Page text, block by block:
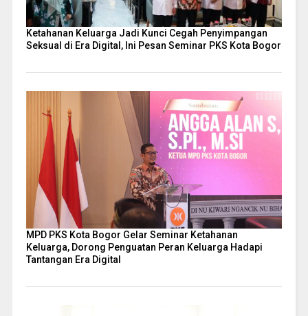
Ketahanan Keluarga Jadi Kunci Cegah Penyimpangan
Seksual di Era Digital, Ini Pesan Seminar PKS Kota Bogor
MPD PKS Kota Bogor Gelar Seminar Ketahanan
Keluarga, Dorong Penguatan Peran Keluarga Hadapi
Tantangan Era Digital